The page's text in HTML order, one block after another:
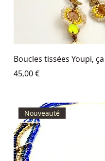
Boucles tissées Youpi,
Prix
45,00 €
Nouveauté